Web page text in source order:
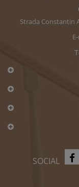
Strada Constantin
SOCIAL